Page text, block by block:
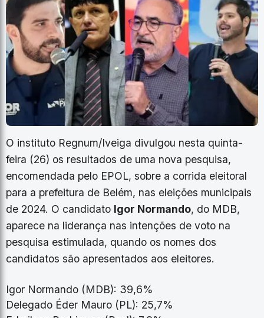
O instituto Regnum/Iveiga divulgou nesta quinta-
feira (26) os resultados de uma nova pesquisa,
encomendada pelo EPOL, sobre a corrida eleitoral
para a prefeitura de Belém, nas eleições municipais
de 2024. O candidato Igor Normando, do MDB,
aparece na liderança nas intenções de voto na
pesquisa estimulada, quando os nomes dos
candidatos são apresentados aos eleitores.
Igor Normando (MDB): 39,6%
Delegado Éder Mauro (PL): 25,7%